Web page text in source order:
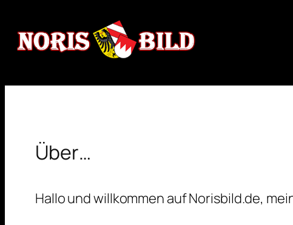
Inhalt
springen
Über…
Hallo und willkommen auf Norisbild.de,